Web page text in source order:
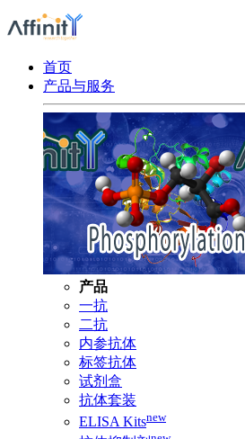
首页
产品与服务
产品
一抗
二抗
内参抗体
标签抗体
试剂盒
抗体套装
ELISA Kitsnew